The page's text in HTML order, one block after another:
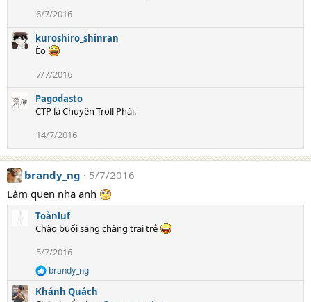
s
:
6/7/2016
kuroshiro_shinran
Èo
7/7/2016
Pagodasto
CTP là Chuyên Troll Phái.
14/7/2016
brandy_ng
5/7/2016
Làm quen nha anh
Toànluf
Chào buổi sáng chàng trai trẻ
5/7/2016
R
e
a
brandy_ng
Khánh Quách